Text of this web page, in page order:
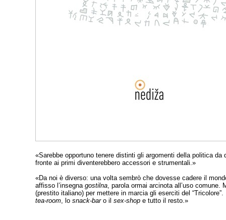
«Sarebbe opportuno tenere distinti gli argomenti della politica
fronte ai primi diventerebbero accessori e strumentali.»
«Da noi è diverso: una volta sembrò che dovesse cadere il
affisso l’insegna gostilna, parola ormai arcinota all’uso
(prestito italiano) per mettere in marcia gli eserciti del
tea-room, lo snack-baro il sex-shop e tutto il resto.»